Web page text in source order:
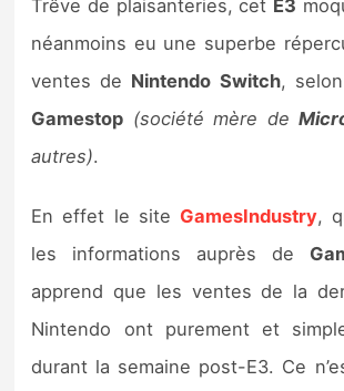
Bons plans
Guides
Trêve de plaisanteries, cet E3
néanmoins eu une superbe
ventes de Nintendo Switch,
Gamestop (société mère de
autres).
En effet le site GamesIndustry,
les informations auprès de
apprend que les ventes de la
Nintendo ont purement et
durant la semaine post-E3. Ce